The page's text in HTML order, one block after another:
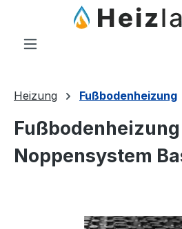
Zum Hauptinhalt springen
Heizung Fußbodenheizung
Fußbodenheizung
Noppensystem
Bildergalerie überspringen